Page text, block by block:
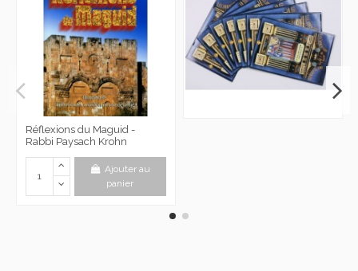
Réflexions du Maguid -
Rabbi Paysach Krohn
Ajouter au
panier